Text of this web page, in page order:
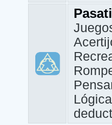
Lógica